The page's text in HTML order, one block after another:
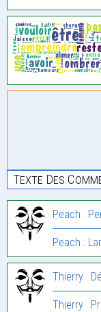
Texte Des
Peach :
Peach :
Thierry :
Thierry :